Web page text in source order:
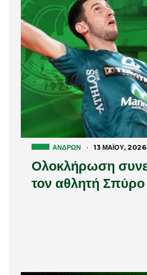
ΑΝΔΡΏΝ · 13 ΜΑΪ́ΟΥ, 2026
Ολοκλήρωση
τον αθλητή